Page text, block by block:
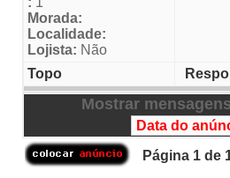
Morada:
Localidade:
Lojista: Não
Topo
Mostrar
Página 1 de